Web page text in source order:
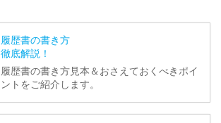
履歴書の書き方
徹底解説！
履歴書の書き方見本＆おさえておくべきポイ
ントをご紹介します。